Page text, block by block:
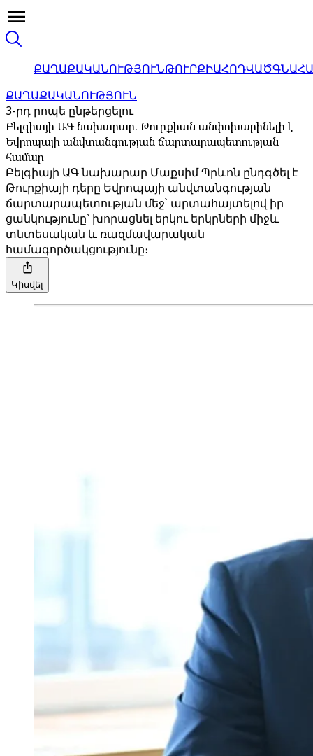
ՔԱՂԱՔԱԿԱՆՈՒԹՅՈՒՆԹՈՒՐՔԻԱՀՈԴՎԱԾ
ՔԱՂԱՔԱԿԱՆՈՒԹՅՈՒՆ
3-րդ րոպե ընթերցելու
Բելգիայի ԱԳ նախարար. Թուրքիան անփոխարինելի է
Եվրոպայի անվտանգության ճարտարապետության
համար
Բելգիայի ԱԳ նախարար Մաքսիմ Պրևոն ընդգծել է
Թուրքիայի դերը Եվրոպայի անվտանգության
ճարտարապետության մեջ՝ արտահայտելով իր
ցանկությունը՝ խորացնել երկու երկրների միջև
տնտեսական և ռազմավարական
համագործակցությունը։
Կիսվել